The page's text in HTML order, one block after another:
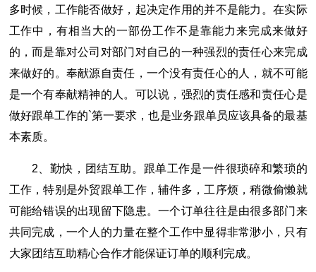
多时候，工作能否做好，起决定作用的并不是能力。在实际
工作中，有相当大的一部份工作不是靠能力来完成来做好
的，而是靠对公司对部门对自己的一种强烈的责任心来完成
来做好的。奉献源自责任，一个没有责任心的人，就不可能
是一个有奉献精神的人。可以说，强烈的责任感和责任心是
做好跟单工作的`第一要求，也是业务跟单员应该具备的最基
本素质。
2、勤快，团结互助。跟单工作是一件很琐碎和繁琐的
工作，特别是外贸跟单工作，辅件多，工序烦，稍微偷懒就
可能给错误的出现留下隐患。一个订单往往是由很多部门来
共同完成，一个人的力量在整个工作中显得非常渺小，只有
大家团结互助精心合作才能保证订单的顺利完成。